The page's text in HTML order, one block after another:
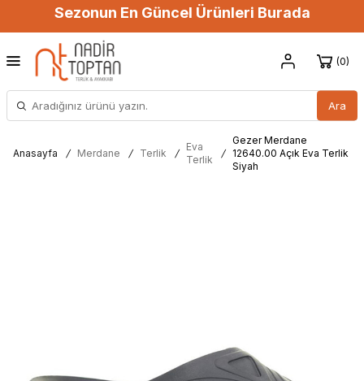
Sezonun En Güncel Ürünleri Burada
Ara
0
Anasayfa / Merdane / Terlik /
Eva
Terlik
/
Gezer Merdane
12640.00 Açık Eva Terlik
Siyah